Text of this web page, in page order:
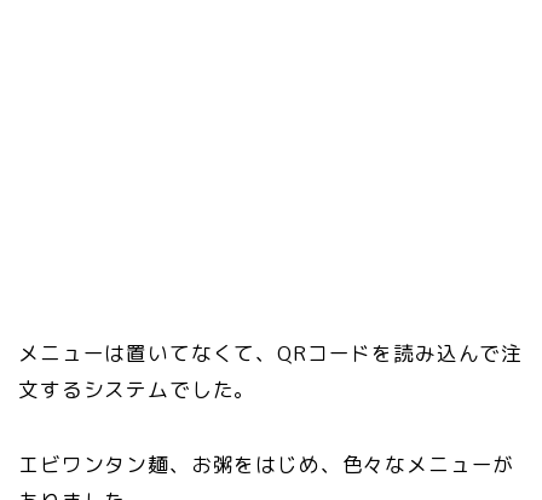
メニューは置いてなくて、QRコードを読み込んで注
文するシステムでした。
エビワンタン麺、お粥をはじめ、色々なメニューが